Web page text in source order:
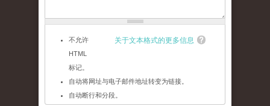
关于文本格式的更多信息
不允许
HTML
标记。
自动将网址与电子邮件地址转变为链接。
自动断行和分段。